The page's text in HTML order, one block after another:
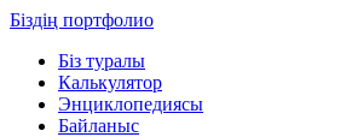
Біздің портфолио
Біз туралы
Калькулятор
Энциклопедиясы
Байланыс